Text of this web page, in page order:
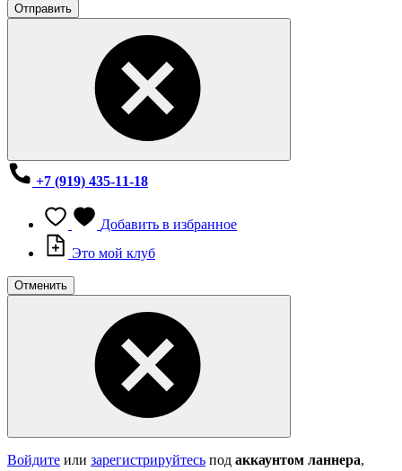
Отправить
+7 (919) 435-11-18
Добавить в избранное
Это мой клуб
Отменить
Войдите или зарегистрируйтесь под аккаунтом ланнера,